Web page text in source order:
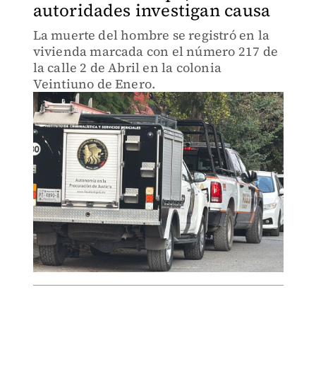
autoridades investigan causa
La muerte del hombre se registró en la
vivienda marcada con el número 217 de
la calle 2 de Abril en la colonia
Veintiuno de Enero.